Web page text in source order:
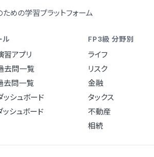
めの学習プラットフォーム
ル
習アプリ
去問一覧
去問一覧
シュボード
シュボード
FP3級 分野別
ライフ
リスク
金融
タックス
不動産
相続